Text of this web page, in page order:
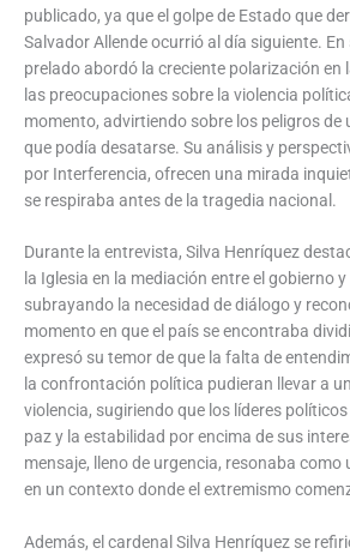
publicado, ya que el golpe de Estado que
Salvador Allende ocurrió al día siguiente.
prelado abordó la creciente polarización en
las preocupaciones sobre la violencia
momento, advirtiendo sobre los peligros
que podía desatarse. Su análisis y
por Interferencia, ofrecen una mirada
se respiraba antes de la tragedia nacional.
Durante la entrevista, Silva Henríquez
la Iglesia en la mediación entre el gobierno
subrayando la necesidad de diálogo y
momento en que el país se encontraba
expresó su temor de que la falta de
la confrontación política pudieran llevar a
violencia, sugiriendo que los líderes
paz y la estabilidad por encima de sus
mensaje, lleno de urgencia, resonaba como
en un contexto donde el extremismo
Además, el cardenal Silva Henríquez se